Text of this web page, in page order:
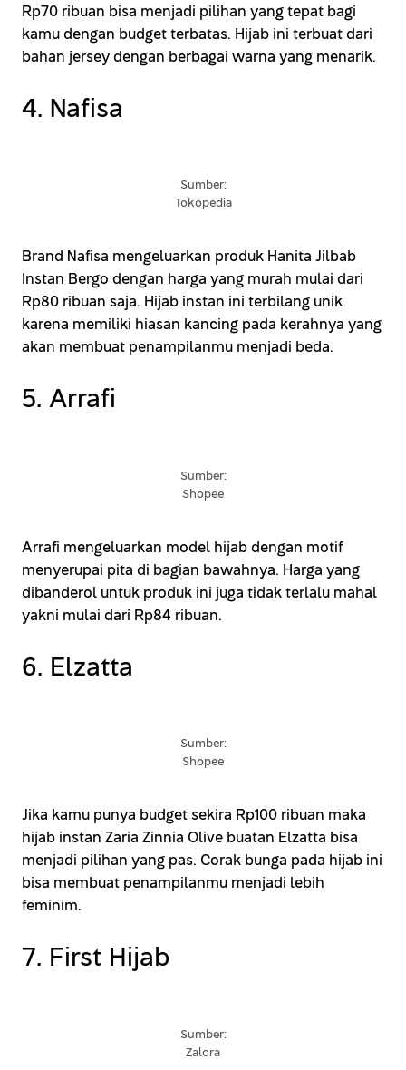
Rp70 ribuan bisa menjadi pilihan yang tepat bagi
kamu dengan budget terbatas. Hijab ini terbuat dari
bahan jersey dengan berbagai warna yang menarik.
4. Nafisa
Sumber:
Tokopedia
Brand Nafisa mengeluarkan produk Hanita Jilbab
Instan Bergo dengan harga yang murah mulai dari
Rp80 ribuan saja. Hijab instan ini terbilang unik
karena memiliki hiasan kancing pada kerahnya yang
akan membuat penampilanmu menjadi beda.
5. Arrafi
Sumber:
Shopee
Arrafi mengeluarkan model hijab dengan motif
menyerupai pita di bagian bawahnya. Harga yang
dibanderol untuk produk ini juga tidak terlalu mahal
yakni mulai dari Rp84 ribuan.
6. Elzatta
Sumber:
Shopee
Jika kamu punya budget sekira Rp100 ribuan maka
hijab instan Zaria Zinnia Olive buatan Elzatta bisa
menjadi pilihan yang pas. Corak bunga pada hijab ini
bisa membuat penampilanmu menjadi lebih
feminim.
7. First Hijab
Sumber:
Zalora